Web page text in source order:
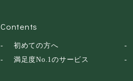
Contents
初めての方へ
満足度No.1のサービス